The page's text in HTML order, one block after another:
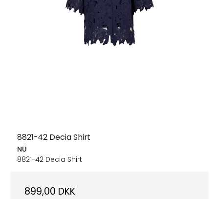
8821-42 Decia Shirt
NÜ
8821-42 Decia Shirt
899,00 DKK